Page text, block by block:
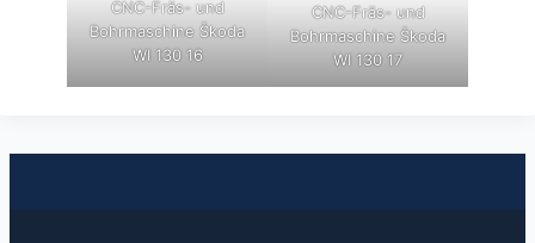
CNC-Fräs- und
Bohrmaschine Škoda
WI 130 16
CNC-Fräs- und
Bohrmaschine Škoda
WI 130 17